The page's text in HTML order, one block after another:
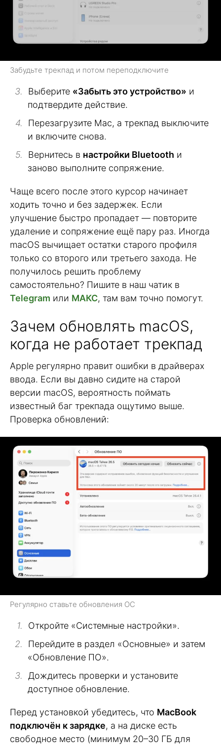
Забудьте трекпад и потом переподключите
Выберите «Забыть это устройство» и
подтвердите действие.
Перезагрузите Mac, а трекпад выключите
и включите снова.
Вернитесь в настройки Bluetooth и
заново выполните сопряжение.
Чаще всего после этого курсор начинает
ходить точно и без задержек. Если
улучшение быстро пропадает — повторите
удаление и сопряжение ещё пару раз. Иногда
macOS вычищает остатки старого профиля
только со второго или третьего захода. Не
получилось решить проблему
самостоятельно? Пишите в наш чатик в
Telegram или МАКС, там вам точно помогут.
Зачем обновлять macOS,
когда не работает трекпад
Apple регулярно правит ошибки в драйверах
ввода. Если вы давно сидите на старой
версии macOS, вероятность поймать
известный баг трекпада ощутимо выше.
Проверка обновлений:
Регулярно ставьте обновления ОС
Откройте «Системные настройки».
Перейдите в раздел «Основные» и затем
«Обновление ПО».
Дождитесь проверки и установите
доступное обновление.
Перед установкой убедитесь, что MacBook
подключён к зарядке, а на диске есть
свободное место (минимум 20–30 ГБ для